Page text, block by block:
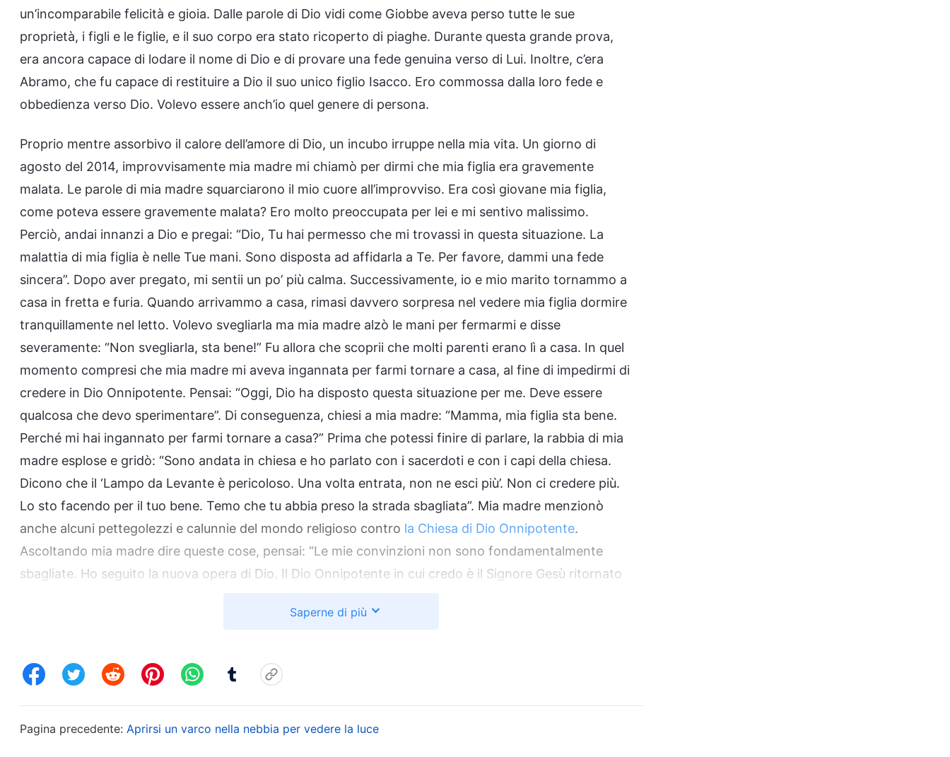
un’incomparabile felicità e gioia. Dalle parole di Dio vidi come Giobbe aveva perso tutte le sue
proprietà, i figli e le figlie, e il suo corpo era stato ricoperto di piaghe. Durante questa grande prova,
era ancora capace di lodare il nome di Dio e di provare una fede genuina verso di Lui. Inoltre, c’era
Abramo, che fu capace di restituire a Dio il suo unico figlio Isacco. Ero commossa dalla loro fede e
obbedienza verso Dio. Volevo essere anch’io quel genere di persona.
Proprio mentre assorbivo il calore dell’amore di Dio, un incubo irruppe nella mia vita. Un giorno di
agosto del 2014, improvvisamente mia madre mi chiamò per dirmi che mia figlia era gravemente
malata. Le parole di mia madre squarciarono il mio cuore all’improvviso. Era così giovane mia figlia,
come poteva essere gravemente malata? Ero molto preoccupata per lei e mi sentivo malissimo.
Perciò, andai innanzi a Dio e pregai: “Dio, Tu hai permesso che mi trovassi in questa situazione. La
malattia di mia figlia è nelle Tue mani. Sono disposta ad affidarla a Te. Per favore, dammi una fede
sincera”. Dopo aver pregato, mi sentii un po’ più calma. Successivamente, io e mio marito tornammo a
casa in fretta e furia. Quando arrivammo a casa, rimasi davvero sorpresa nel vedere mia figlia dormire
tranquillamente nel letto. Volevo svegliarla ma mia madre alzò le mani per fermarmi e disse
severamente: “Non svegliarla, sta bene!” Fu allora che scoprii che molti parenti erano lì a casa. In quel
momento compresi che mia madre mi aveva ingannata per farmi tornare a casa, al fine di impedirmi di
credere in Dio Onnipotente. Pensai: “Oggi, Dio ha disposto questa situazione per me. Deve essere
qualcosa che devo sperimentare”. Di conseguenza, chiesi a mia madre: “Mamma, mia figlia sta bene.
Perché mi hai ingannato per farmi tornare a casa?” Prima che potessi finire di parlare, la rabbia di mia
madre esplose e gridò: “Sono andata in chiesa e ho parlato con i sacerdoti e con i capi della chiesa.
Dicono che il ‘Lampo da Levante è pericoloso. Una volta entrata, non ne esci più’. Non ci credere più.
Lo sto facendo per il tuo bene. Temo che tu abbia preso la strada sbagliata”. Mia madre menzionò
anche alcuni pettegolezzi e calunnie del mondo religioso contro la Chiesa di Dio Onnipotente.
Ascoltando mia madre dire queste cose, pensai: “Le mie convinzioni non sono fondamentalmente
sbagliate. Ho seguito la nuova opera di Dio. Il Dio Onnipotente in cui credo è il Signore Gesù ritornato
la vera strada. Perché ci dovrei rinunciare? Quando i sacerdoti e i capi della chiesa dicono: ‘Se credi
menzogne progettate per ingannare la gente. Ho partecipato alle riunioni nella Chiesa di Dio
Onnipotente per oltre sei mesi. Sono più lucida di voi su ciò. La porta della Chiesa di Dio Onnipotente
è spalancata. Entrare o uscire dipende unicamente dalla tua decisione. Ciò contraddice del tutto
quello che i sacerdoti e i capi della chiesa hanno detto. Da quando i miei fratelli e le mie sorelle hanno
Saperne di più
Pagina precedente: Aprirsi un varco nella nebbia per vedere la luce